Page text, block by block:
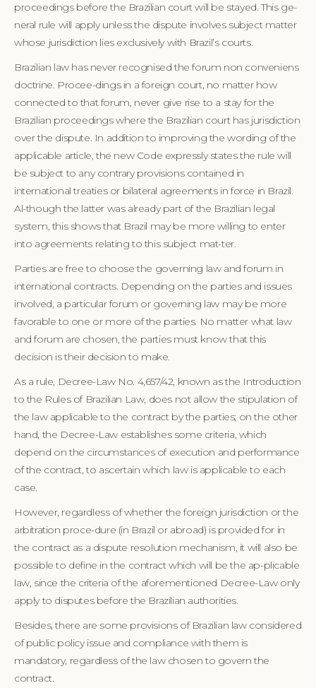
proceedings before the Brazilian court will be stayed. This ge-
neral rule will apply unless the dispute involves subject matter
whose jurisdiction lies exclusively with Brazil’s courts.
Brazilian law has never recognised the forum non conveniens
doctrine. Procee-dings in a foreign court, no matter how
connected to that forum, never give rise to a stay for the
Brazilian proceedings where the Brazilian court has jurisdiction
over the dispute. In addition to improving the wording of the
applicable article, the new Code expressly states the rule will
be subject to any contrary provisions contained in
international treaties or bilateral agreements in force in Brazil.
Al-though the latter was already part of the Brazilian legal
system, this shows that Brazil may be more willing to enter
into agreements relating to this subject mat-ter.
Parties are free to choose the governing law and forum in
international contracts. Depending on the parties and issues
involved, a particular forum or governing law may be more
favorable to one or more of the parties. No matter what law
and forum are chosen, the parties must know that this
decision is their decision to make.
As a rule, Decree-Law No. 4,657/42, known as the Introduction
to the Rules of Brazilian Law, does not allow the stipulation of
the law applicable to the contract by the parties; on the other
hand, the Decree-Law establishes some criteria, which
depend on the circumstances of execution and performance
of the contract, to ascertain which law is applicable to each
case.
However, regardless of whether the foreign jurisdiction or the
arbitration proce-dure (in Brazil or abroad) is provided for in
the contract as a dispute resolution mechanism, it will also be
possible to define in the contract which will be the ap-plicable
law, since the criteria of the aforementioned Decree-Law only
apply to disputes before the Brazilian authorities.
Besides, there are some provisions of Brazilian law considered
of public policy issue and compliance with them is
mandatory, regardless of the law chosen to govern the
contract.